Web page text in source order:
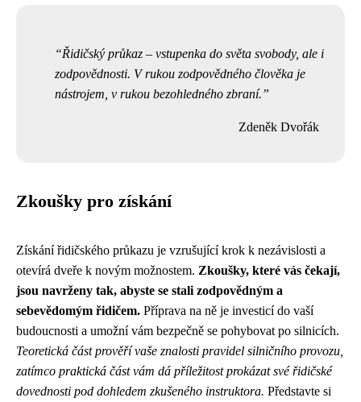
Řidičský průkaz – vstupenka do světa svobody, ale i
zodpovědnosti. V rukou zodpovědného člověka je
nástrojem, v rukou bezohledného zbraní.
Zdeněk Dvořák
Zkoušky pro získání
Získání řidičského průkazu je vzrušující krok k nezávislosti a
otevírá dveře k novým možnostem. Zkoušky, které vás čekají,
jsou navrženy tak, abyste se stali zodpovědným a
sebevědomým řidičem. Příprava na ně je investicí do vaší
budoucnosti a umožní vám bezpečně se pohybovat po silnicích.
Teoretická část prověří vaše znalosti pravidel silničního provozu,
zatímco praktická část vám dá příležitost prokázat své řidičské
dovednosti pod dohledem zkušeného instruktora. Představte si